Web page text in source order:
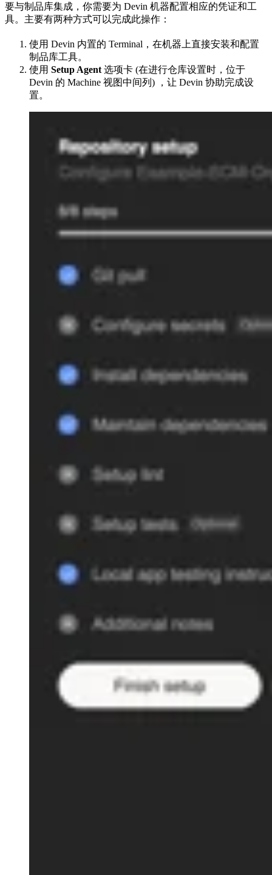
要与制品库集成，你需要为 Devin 机器配置相应的凭证和工
具。主要有两种方式可以完成此操作：
使用 Devin 内置的 Terminal，在机器上直接安装和配置
制品库工具。
使用 Setup Agent 选项卡 (在进行仓库设置时，位于
Devin 的 Machine 视图中间列) ，让 Devin 协助完成设
置。